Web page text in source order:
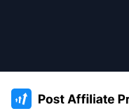
:site.title